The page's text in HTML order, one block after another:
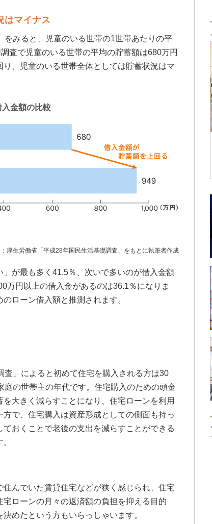
はマイナス
みると、児童のいる世帯の1世帯あたりの平
査で児童のいる世帯の平均の貯蓄額は680万円
、児童のいる世帯全体としては貯蓄状況はマ
入金額の比較
厚生労働省「平成28年国民生活基礎調査」をもとに執筆者作成
が最も多く41.5％、次いで多いのが借入金額
万円以上の借入金があるのは36.1％になりま
ローン借入額と推測されます。
」によると初めて住宅を購入される方は30
の世帯主の年代です。住宅購入のための頭金
大きく減らすことになり、住宅ローンを利用
で、住宅購入は資産形成としての側面も持っ
おくことで老後の支出を減らすことができる
んでいた賃貸住宅などが狭く感じられ、住宅
ローンの月々の返済額の負担を抑える目的
めたという方もいらっしゃいます。